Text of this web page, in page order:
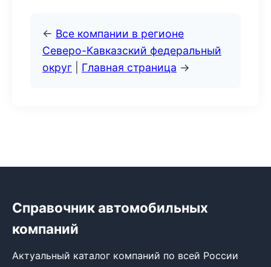
← Все компании в регионе
Северо-Кавказский федеральный
округ
Главная страница →
Справочник автомобильных
компаний
Актуальный каталог компаний по всей России